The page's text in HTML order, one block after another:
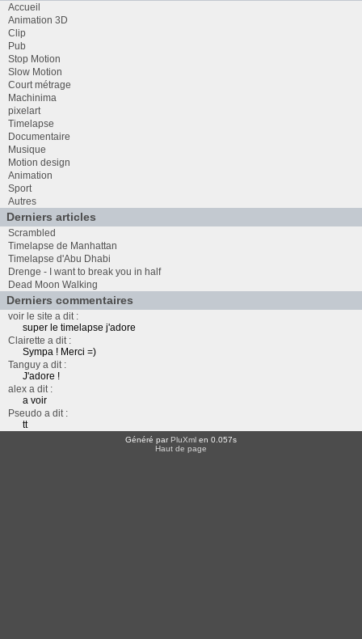
Accueil
Animation 3D
Clip
Pub
Stop Motion
Slow Motion
Court métrage
Machinima
pixelart
Timelapse
Documentaire
Musique
Motion design
Animation
Sport
Autres
Derniers articles
Scrambled
Timelapse de Manhattan
Timelapse d'Abu Dhabi
Drenge - I want to break you in half
Dead Moon Walking
Derniers commentaires
voir le site a dit :
super le timelapse j'adore
Clairette a dit :
Sympa ! Merci =)
Tanguy a dit :
J'adore !
alex a dit :
a voir
Pseudo a dit :
tt
Généré parPluXml en 0.057s
Haut de page